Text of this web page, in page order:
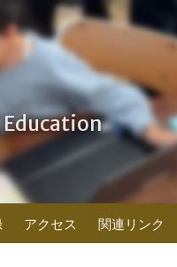
アクセス 関連リンク